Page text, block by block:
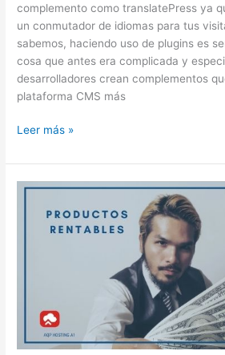
complemento como translatePress ya
un conmutador de idiomas para tus
sabemos, haciendo uso de plugins es
cosa que antes era complicada y
desarrolladores crean complementos
plataforma CMS más
Leer más »
Productos
rentables
tienda